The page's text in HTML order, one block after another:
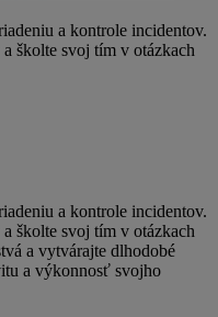
a kontrole incidentov.
školte svoj tím v otázkach
a kontrole incidentov.
školte svoj tím v otázkach
a vytvárajte dlhodobé
a výkonnosť svojho